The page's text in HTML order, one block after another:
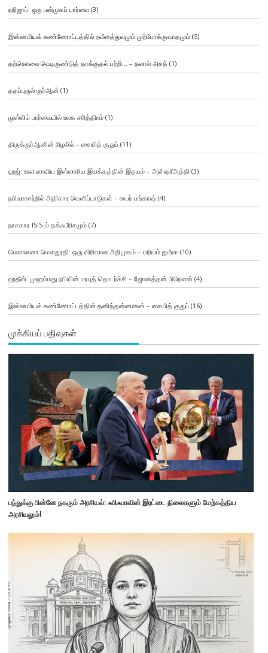
ஹிஜாப்: ஒரு பன்முகப் பார்வை(3)
இஸ்லாமியக் கண்ணோட்டத்தில் நவீனத்துவமும் முற்போக்குவாதமும்(5)
தற்கொலை வெடிகுண்டுத் தாக்குதல் பற்றி… – தலால் அசத் (1)
ததப்புருல் குர்ஆன் (1)
முஸ்லிம் பார்வையில் உலக சரித்திரம்(1)
திருக்குர்ஆனின் நிழலில் – சையித் குதுப் (11)
ஹஜ்: உலகளாவிய இஸ்லாமிய இயக்கத்தின் இதயம் – அலீ ஷரீஅத்தி (3)
நபிவரலாற்றில் அதிகார வெளிப்பாடுகள் – ஸபர் பங்காஷ் (4)
நாசகார ISIS-ம் தக்ஃபீரிசமும்(7)
மௌலானா மௌதூதி: ஒரு விரிவான அறிமுகம் – மரியம் ஜமீலா (10)
ஹதீஸ்: முஹம்மது நபியின் மரபுத் தொடர்ச்சி – ஜோனத்தன் பிரௌன் (4)
இஸ்லாமியக் கண்ணோட்டத்தின் தனித்தன்மைகள் – சையித் குதுப் (16)
முக்கியப் பதிவுகள்
பந்துக்கு பின்னே நகரும் அரசியல்: ஃபிஃபாவின் இரட்டை நிலைகளும் மேற்கத்திய
அரசியலும்!